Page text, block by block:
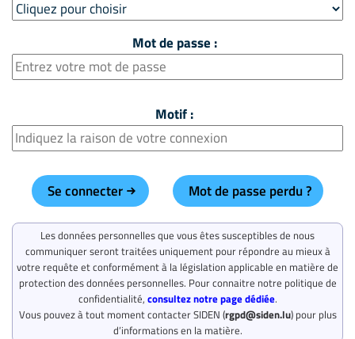
Mot de passe :
Motif :
Se connecter Mot de passe perdu ?
Les données personnelles que vous êtes susceptibles de nous
communiquer seront traitées uniquement pour répondre au mieux à
votre requête et conformément à la législation applicable en matière de
protection des données personnelles. Pour connaitre notre politique de
confidentialité, consultez notre page dédiée.
Vous pouvez à tout moment contacter SIDEN (rgpd@siden.lu) pour plus
d’informations en la matière.